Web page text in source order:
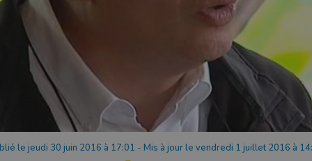
le jeudi 30 juin 2016 à 17:01 - Mis à jour le vendredi 1 juillet 2016 à